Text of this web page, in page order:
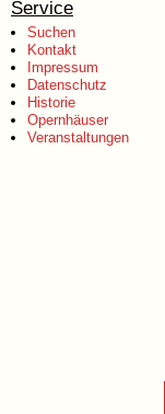
Service
Suchen
Kontakt
Impressum
Datenschutz
Historie
Opernhäuser
Veranstaltungen